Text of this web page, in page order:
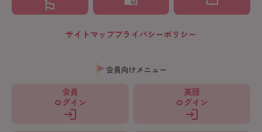
サイトマッププライバシーポリシー
会員向けメニュー
会員
ログイン
英語
ログイン